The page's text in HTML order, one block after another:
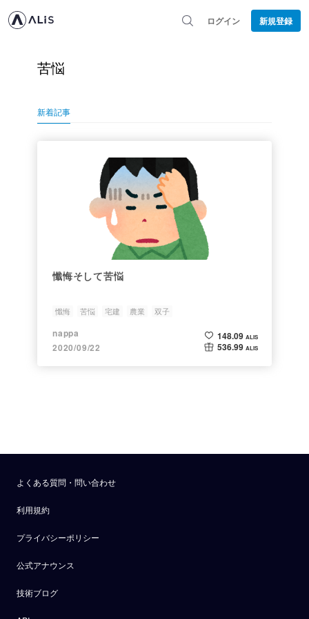
ログイン 新規登録
苦悩
新着記事
懺悔そして苦悩
懺悔 苦悩 宅建 農業 双子
nappa
2020/09/22
148.09 ALIS
536.99 ALIS
よくある質問・問い合わせ
利用規約
プライバシーポリシー
公式アナウンス
技術ブログ